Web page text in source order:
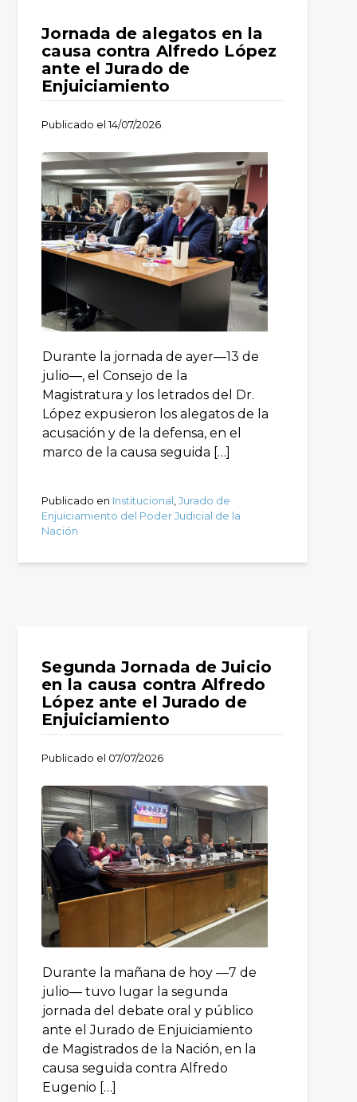
Jornada de alegatos en la
causa contra Alfredo López
ante el Jurado de
Enjuiciamiento
Publicado el14/07/2026
Durante la jornada de ayer—13 de
julio—, el Consejo de la
Magistratura y los letrados del Dr.
López expusieron los alegatos de la
acusación y de la defensa, en el
marco de la causa seguida […]
Publicado en Institucional ,Jurado de
Enjuiciamiento del Poder Judicial de la
Nación
Segunda Jornada de Juicio
en la causa contra Alfredo
López ante el Jurado de
Enjuiciamiento
Publicado el 07/07/2026
Durante la mañana de hoy —7 de
julio— tuvo lugar la segunda
jornada del debate oral y público
ante el Jurado de Enjuiciamiento
de Magistrados de la Nación, en la
causa seguida contra Alfredo
Eugenio […]